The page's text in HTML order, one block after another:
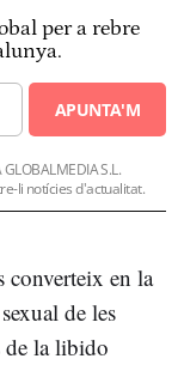
per a rebre
APUNTA'M
S.L.
li notícies d'actualitat.
converteix en la
de les
de la libido